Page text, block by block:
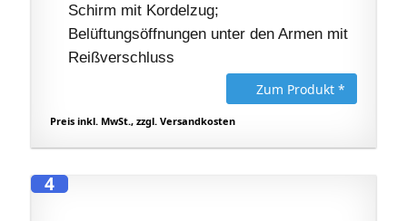
Schirm mit Kordelzug;
Belüftungsöffnungen unter den Armen mit
Reißverschluss
Zum Produkt *
Preis inkl. MwSt., zzgl. Versandkosten
4